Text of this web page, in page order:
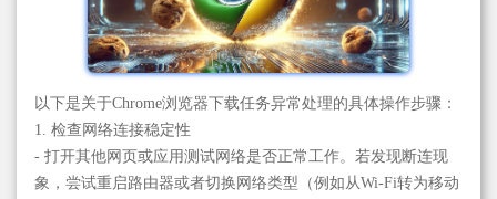
以下是关于Chrome浏览器下载任务异常处理的具体操作步骤：
1. 检查网络连接稳定性
- 打开其他网页或应用测试网络是否正常工作。若发现断连现
象，尝试重启路由器或者切换网络类型（例如从Wi-Fi转为移动